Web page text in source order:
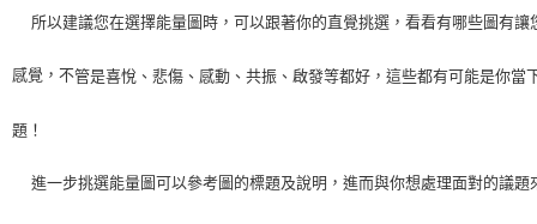
所以建議您在選擇能量圖時，可以跟著你的直覺挑選，看看有哪些圖有讓
感覺，不管是喜悅、悲傷、感動、共振、啟發等都好，這些都有可能是你當
題！
進一步挑選能量圖可以參考圖的標題及說明，進而與你想處理面對的議題